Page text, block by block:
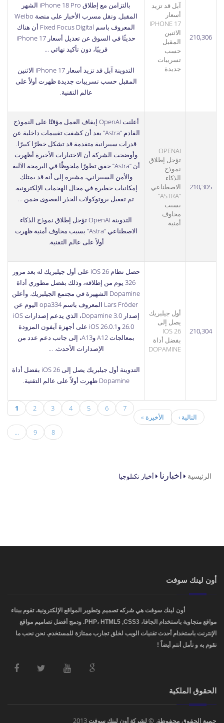
210,306
آبل قد تزيد
أسعار
IPHONE 17
الاثنين
المقبل
حسب
تسريبات
جديدة
بالتزامن مع إطلاق iPhone 18 Pro الشهر
المقبل. ونقل مسرب الأخبار على منصة Weibo
المعروف باسم Fixed Focus Digital أن هناك
حديثًا في السوق عن تعديل أسعار iPhone 17
قريبًا، دون تأكيد نهائي …
التدوينة
آبل قد تزيد أسعار iPhone 17 الاثنين
المقبل حسب تسريبات جديدة ظهرت أولاً على
عالم التقنية.
210,305
OPENAI
تؤجل إطلاق
نموذج
الذكاء
الاصطناعي
“ASTRA”
بسبب
مخاوف
أمنية
أعلنت OpenAI إيقاف العمل مؤقتًا على النموذج
القادم “Astra” بعد أن كشفت تقييمات داخلية عن
قدرات سيبرانية متقدمة قد تشكل خطرًا كبيرًا.
وأوضحت الشركة أن الاختبارات الأخيرة أظهرت
أن “Astra” حقق تطورًا ملحوظًا في البرمجة الآلية
والأمن السيبراني، مشيرة إلى أنه قد يمتلك
إمكانيات خطيرة في مجال الهجمات الإلكترونية.
تم تفعيل بروتوكولات الحذر القصوى ضمن …
التدوينة
OpenAI تؤجل إطلاق نموذج الذكاء
الاصطناعي “Astra” بسبب مخاوف أمنية
ظهرت
أولاً على عالم التقنية.
210,304
أول جيلبريك
يصل إلى
IOS 26
بفضل أداة
DOPAMINE
حصل نظام iOS 26 على أول جيلبريك له بعد مرور
326 يوم من إطلاقه، وذلك بفضل مطوري أداة
Dopamine الشهيرة في مجتمع الجيلبريك. وأعلن
Lars Fröder المعروف باسم opa334 اليوم عن
إصدار Dopamine 3.0، الذي يدعم إصدارات iOS
26.0 وiOS 26.0.1 على أجهزة آيفون المزودة
بمعالجات A12 وA13، إلى جانب دعم عدد من
الإصدارات الأحدث. …
التدوينة
أول جيلبريك يصل إلى iOS 26 بفضل أداة
Dopamine ظهرت أولاً على عالم التقنية.
1 2 3 4 5 6 7
8
9
…
التالية › الأخيرة »
الرئيسية اخبارنا أخبار تكنلوجيا
أون لينك سوفت
أون لينك سوفت هي شركه تصميم وتطوير المواقع الإلكترونية. تقوم ببناء
مواقع متجاوبة باستخدام الجافا، PHP، HTML5 ,CSS3. ودمج أفضل تصاميم مواقع
الإنترنت باستخدام أحدث تقنيات الويب لخلق تجارب ممتازة للمستخدم. نحن نحب ما
نقوم به و نأمل أنتم أيضاً !
الحقوق الملكية
جميع الحقوق محفوظة. © لشركة أون لينك سوفت 2013